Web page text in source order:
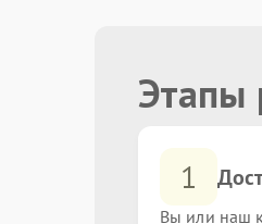
Этапы
1
Вы или наш